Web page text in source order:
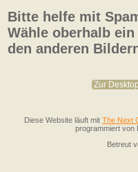
Bitte helfe mit
Wähle oberhalb
den anderen
Zur
Diese Website läuft mit The Next
programmiert von
Betreut